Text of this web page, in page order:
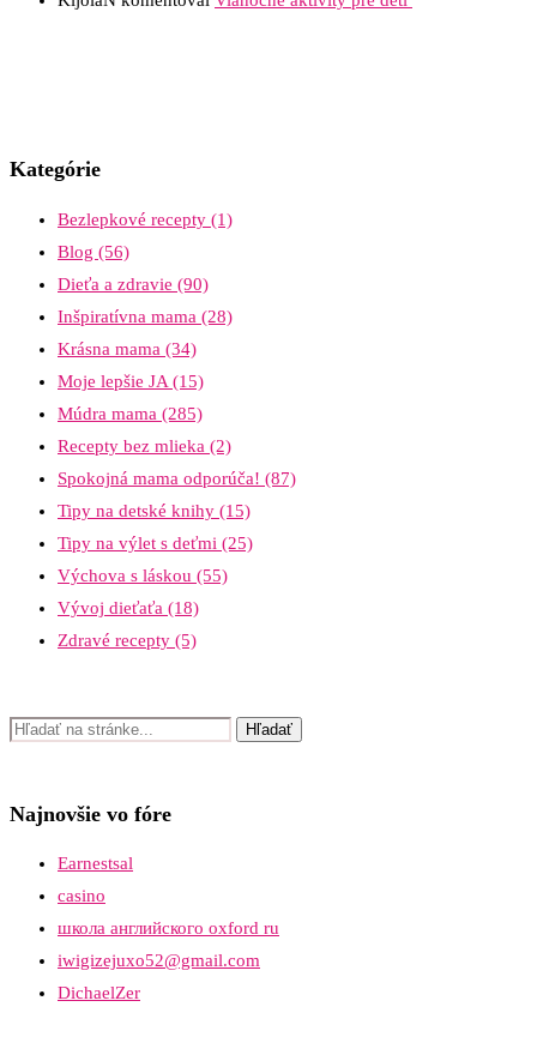
Kategórie
Bezlepkové recepty (1)
Blog (56)
Dieťa a zdravie (90)
Inšpiratívna mama (28)
Krásna mama (34)
Moje lepšie JA (15)
Múdra mama (285)
Recepty bez mlieka (2)
Spokojná mama odporúča! (87)
Tipy na detské knihy (15)
Tipy na výlet s deťmi (25)
Výchova s láskou (55)
Vývoj dieťaťa (18)
Zdravé recepty (5)
Najnovšie vo fóre
Earnestsal
casino
школа английского oxford ru
iwigizejuxo52@gmail.com
DichaelZer